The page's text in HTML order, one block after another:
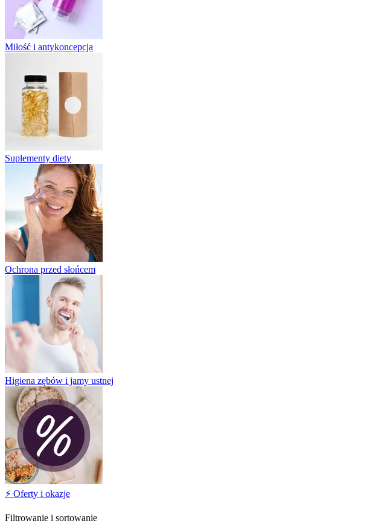
Miłość i antykoncepcja
Suplementy diety
Ochrona przed słońcem
Higiena zębów i jamy ustnej
⚡️ Oferty i okazje
Filtrowanie i sortowanie